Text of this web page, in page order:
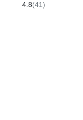
4.8(41)